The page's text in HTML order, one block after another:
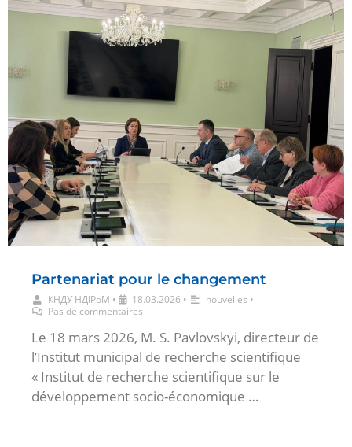
Partenariat pour le changement
КНДУ НДІРоМ • 18.03.2026 • nouvelles •
Pas de commentaires
Le 18 mars 2026, M. S. Pavlovskyi, directeur de
l’Institut municipal de recherche scientifique
« Institut de recherche scientifique sur le
développement socio-économique …